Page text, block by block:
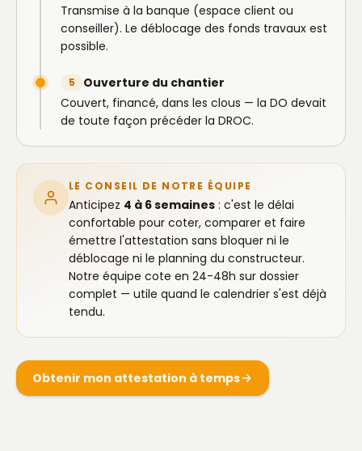
Transmise à la banque (espace client ou
conseiller). Le déblocage des fonds travaux est
possible.
5
Ouverture du chantier
Couvert, financé, dans les clous — la DO devait
de toute façon précéder la DROC.
LE CONSEIL DE NOTRE ÉQUIPE
Anticipez 4 à 6 semaines : c'est le délai
confortable pour coter, comparer et faire
émettre l'attestation sans bloquer ni le
déblocage ni le planning du constructeur.
Notre équipe cote en 24-48h sur dossier
complet — utile quand le calendrier s'est déjà
tendu.
Obtenir mon attestation à temps